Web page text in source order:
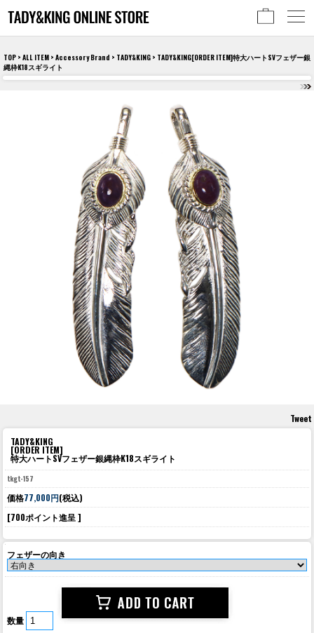
TOP > ALL ITEM > Accessory Brand > TADY&KING > TADY&KING[ORDER ITEM]特大ハートSVフェザー銀
縄枠K18スギライト
Tweet
TADY&KING
[ORDER ITEM]
特大ハートSVフェザー銀縄枠K18スギライト
tkgt-157
価格77,000円(税込)
[700ポイント進呈 ]
フェザーの向き
数量